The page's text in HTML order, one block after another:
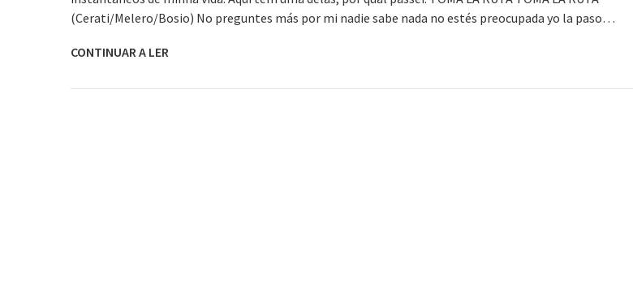
(Cerati/Melero/Bosio) No preguntes más por mi nadie sabe nada no estés preocupada yo la paso…
CONTINUAR A LER